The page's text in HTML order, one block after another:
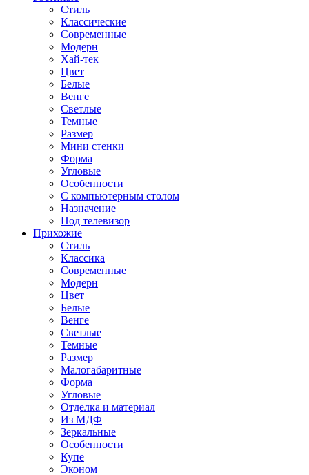
Стиль
Классические
Современные
Модерн
Хай-тек
Цвет
Белые
Венге
Светлые
Темные
Размер
Мини стенки
Форма
Угловые
Особенности
С компьютерным столом
Назначение
Под телевизор
Прихожие
Стиль
Классика
Современные
Модерн
Цвет
Белые
Венге
Светлые
Темные
Размер
Малогабаритные
Форма
Угловые
Отделка и материал
Из МДФ
Зеркальные
Особенности
Купе
Эконом